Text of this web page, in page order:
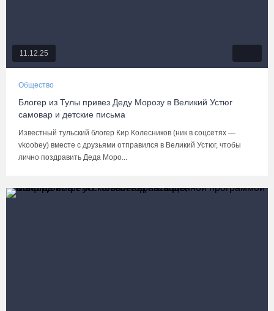
11.12.25
Общество
Блогер из Тулы привез Деду Морозу в Великий Устюг
самовар и детские письма
Известный тульский блогер Кир Колесников (ник в соцсетях —
vkoobey) вместе с друзьями отправился в Великий Устюг, чтобы
лично поздравить Деда Моро...